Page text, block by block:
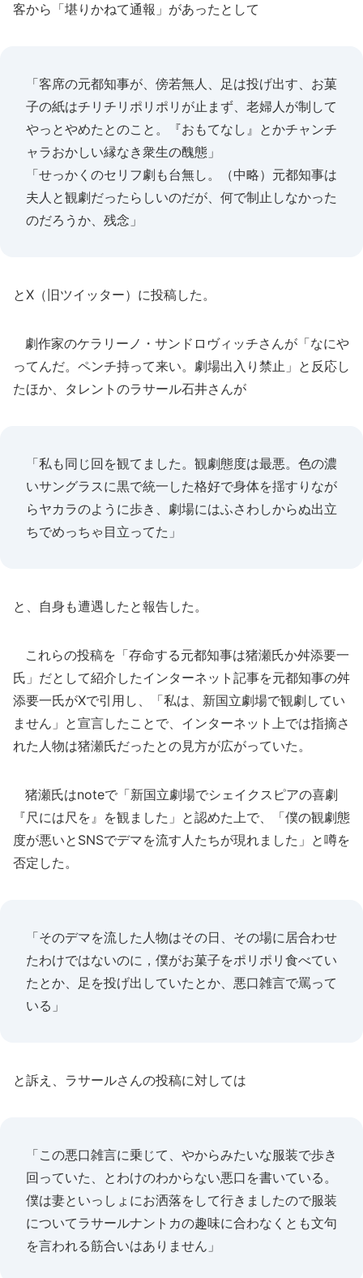
客から「堪りかねて通報」があったとして
「客席の元都知事が、傍若無人、足は投げ出す、お菓
子の紙はチリチリポリポリが止まず、老婦人が制して
やっとやめたとのこと。『おもてなし』とかチャンチ
ャラおかしい縁なき衆生の醜態」
「せっかくのセリフ劇も台無し。（中略）元都知事は
夫人と観劇だったらしいのだが、何で制止しなかった
のだろうか、残念」
とX（旧ツイッター）に投稿した。
劇作家のケラリーノ・サンドロヴィッチさんが「なにや
ってんだ。ペンチ持って来い。劇場出入り禁止」と反応し
たほか、タレントのラサール石井さんが
「私も同じ回を観てました。観劇態度は最悪。色の濃
いサングラスに黒で統一した格好で身体を揺すりなが
らヤカラのように歩き、劇場にはふさわしからぬ出立
ちでめっちゃ目立ってた」
と、自身も遭遇したと報告した。
これらの投稿を「存命する元都知事は猪瀬氏か舛添要一
氏」だとして紹介したインターネット記事を元都知事の舛
添要一氏がXで引用し、「私は、新国立劇場で観劇してい
ません」と宣言したことで、インターネット上では指摘さ
れた人物は猪瀬氏だったとの見方が広がっていた。
猪瀬氏はnoteで「新国立劇場でシェイクスピアの喜劇
『尺には尺を』を観ました」と認めた上で、「僕の観劇態
度が悪いとSNSでデマを流す人たちが現れました」と噂を
否定した。
「そのデマを流した人物はその日、その場に居合わせ
たわけではないのに，僕がお菓子をポリポリ食べてい
たとか、足を投げ出していたとか、悪口雑言で罵って
いる」
と訴え、ラサールさんの投稿に対しては
「この悪口雑言に乗じて、やからみたいな服装で歩き
回っていた、とわけのわからない悪口を書いている。
僕は妻といっしょにお洒落をして行きましたので服装
についてラサールナントカの趣味に合わなくとも文句
を言われる筋合いはありません」